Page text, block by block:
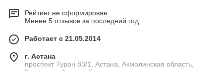
Рейтинг не сформирован
Менее 5 отзывов за последний год
Работает с 21.05.2014
г. Астана
проспект Туран 83/1, Астана, Акмолинская область,